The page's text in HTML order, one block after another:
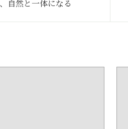
自然と一体になる